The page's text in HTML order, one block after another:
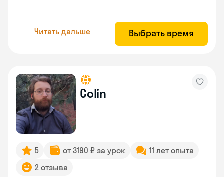
Читать дальше Выбрать время
Colin
5 от 3190 ₽ за урок
11 лет опыта
2 отзыва